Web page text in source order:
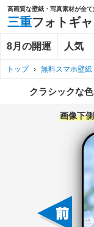
高画質な壁紙・写真素材が全て
三重フォトギ
8月の開運 人気
トップ › 無料スマホ壁紙
クラシックな
画像下